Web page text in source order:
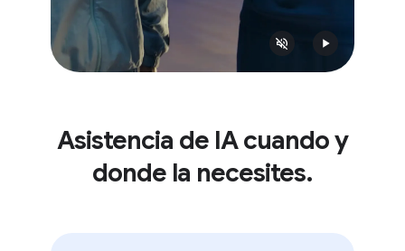
Asistencia de IA cuando y
donde la necesites.